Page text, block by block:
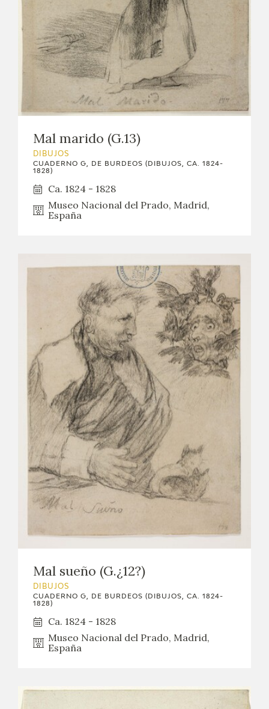
Mal marido (G.13)
DIBUJOS
CUADERNO G, DE BURDEOS (DIBUJOS, CA. 1824-
1828)
Ca. 1824 - 1828
Museo Nacional del Prado, Madrid,
España
Mal sueño (G.¿12?)
DIBUJOS
CUADERNO G, DE BURDEOS (DIBUJOS, CA. 1824-
1828)
Ca. 1824 - 1828
Museo Nacional del Prado, Madrid,
España